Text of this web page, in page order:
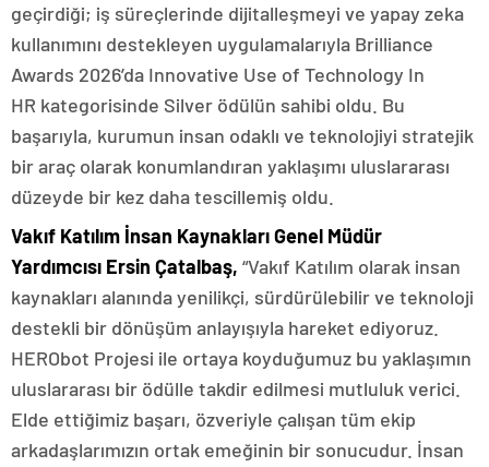
geçirdiği; iş süreçlerinde dijitalleşmeyi ve yapay zeka
kullanımını destekleyen uygulamalarıyla Brilliance
Awards 2026’da Innovative Use of Technology In
HR kategorisinde Silver ödülün sahibi oldu. Bu
başarıyla, kurumun insan odaklı ve teknolojiyi stratejik
bir araç olarak konumlandıran yaklaşımı uluslararası
düzeyde bir kez daha tescillemiş oldu.
Vakıf Katılım İnsan Kaynakları Genel Müdür
Yardımcısı Ersin Çatalbaş, “Vakıf Katılım olarak insan
kaynakları alanında yenilikçi, sürdürülebilir ve teknoloji
destekli bir dönüşüm anlayışıyla hareket ediyoruz.
HERObot Projesi ile ortaya koyduğumuz bu yaklaşımın
uluslararası bir ödülle takdir edilmesi mutluluk verici.
Elde ettiğimiz başarı, özveriyle çalışan tüm ekip
arkadaşlarımızın ortak emeğinin bir sonucudur. İnsan